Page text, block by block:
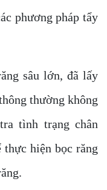
phương pháp tẩy
sâu lớn, đã lấy
thường không
tình trạng chân
thực hiện bọc răng